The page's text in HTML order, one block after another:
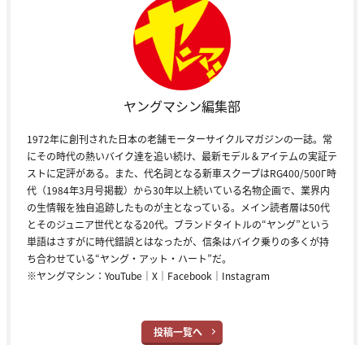
ヤングマシン編集部
1972年に創刊された日本の老舗モーターサイクルマガジンの一誌。常
にその時代の熱いバイク達を追い続け、最新モデル＆アイテムの実証テ
ストに定評がある。また、代名詞となる新車スクープはRG400/500Γ時
代（1984年3月号掲載）から30年以上続いている名物企画で、業界内
の生情報を独自追跡したものが主となっている。メイン読者層は50代
とそのジュニア世代となる20代。ブランドタイトルの“ヤング”という
単語はさすがに時代錯誤とはなったが、信条はバイク乗りの多くが持
ち合わせている“ヤング・アット・ハート”だ。
※ヤングマシン： YouTube ｜ X ｜ Facebook ｜ Instagram
投稿一覧へ